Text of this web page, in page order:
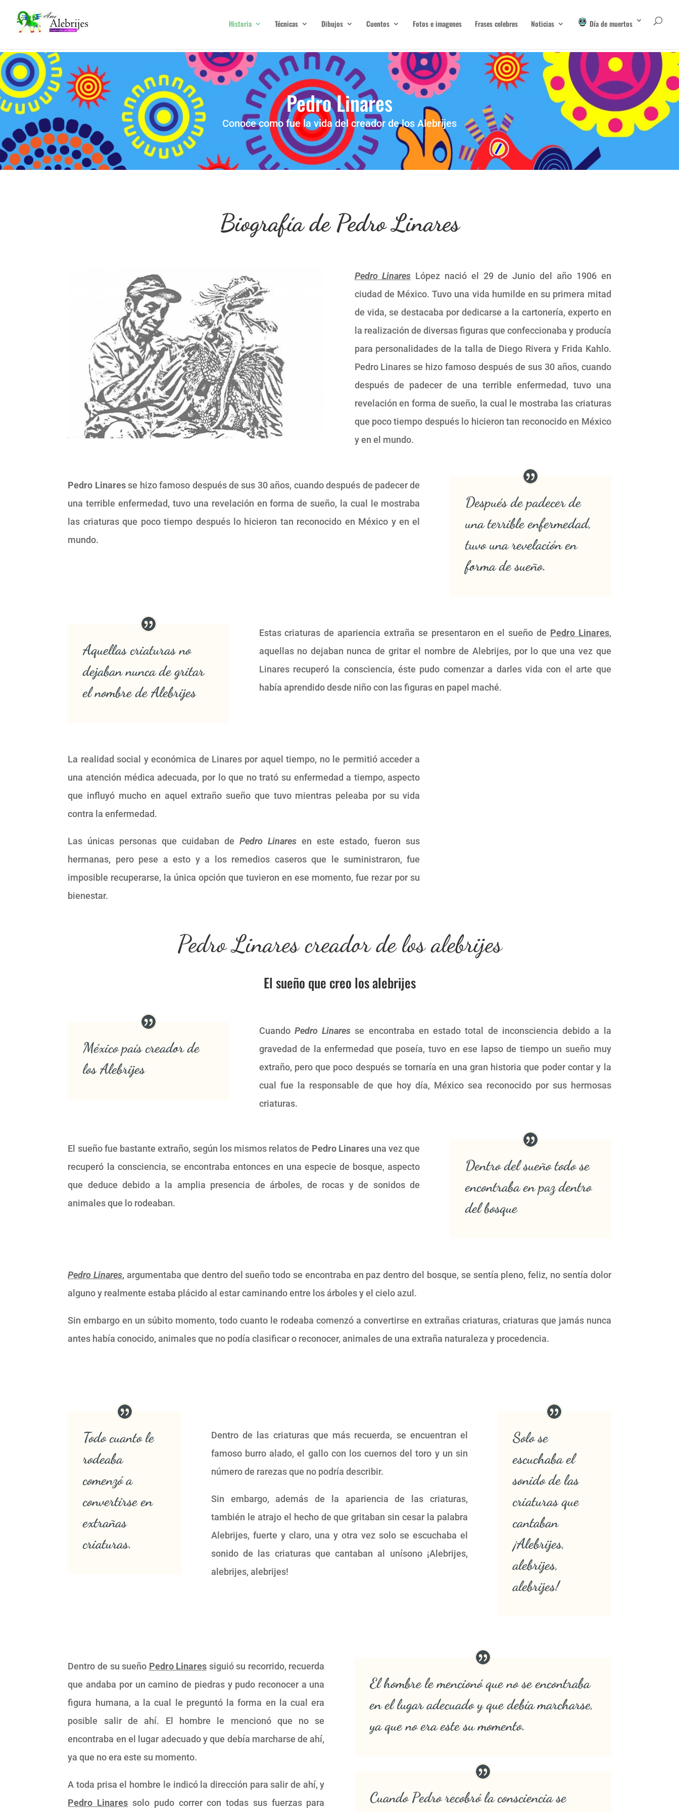
Historia Técnicas Dibujos Cuentos Fotos e imagenes Frases celebres Noticias Día de muertos
Pedro Linares
Conoce como fue la vida del creador de los Alebrijes
Biografía de Pedro Linares
Pedro Linares López nació el 29 de Junio del año 1906 en
ciudad de México. Tuvo una vida humilde en su primera mitad
de vida, se destacaba por dedicarse a la cartonería, experto en
la realización de diversas figuras que confeccionaba y producía
para personalidades de la talla de Diego Rivera y Frida Kahlo.
Pedro Linares se hizo famoso después de sus 30 años, cuando
después de padecer de una terrible enfermedad, tuvo una
revelación en forma de sueño, la cual le mostraba las criaturas
que poco tiempo después lo hicieron tan reconocido en México
y en el mundo.
Pedro Linaresse hizo famoso después de sus 30 años, cuando después de padecer de
una terrible enfermedad, tuvo una revelación en forma de sueño, la cual le mostraba
las criaturas que poco tiempo después lo hicieron tan reconocido en México y en el
mundo.
Después de padecer de
una terrible enfermedad,
tuvo una revelación en
forma de sueño.
Aquellas criaturas no
dejaban nunca de gritar
el nombre de Alebrijes
Estas criaturas de apariencia extraña se presentaron en el sueño de Pedro Linares,
aquellas no dejaban nunca de gritar el nombre de Alebrijes, por lo que una vez que
Linares recuperó la consciencia, éste pudo comenzar a darles vida con el arte que
había aprendido desde niño con las figuras en papel maché.
La realidad social y económica de Linares por aquel tiempo, no le permitió acceder a
una atención médica adecuada, por lo que no trató su enfermedad a tiempo, aspecto
que influyó mucho en aquel extraño sueño que tuvo mientras peleaba por su vida
contra la enfermedad.
Las únicas personas que cuidaban dePedro Linares en este estado, fueron sus
hermanas, pero pese a esto y a los remedios caseros que le suministraron, fue
imposible recuperarse, la única opción que tuvieron en ese momento, fue rezar por su
bienestar.
Pedro Linares creador de los alebrijes
El sueño que creo los alebrijes
México país creador de
los Alebrijes
Cuando Pedro Linares se encontraba en estado total de inconsciencia debido a la
gravedad de la enfermedad que poseía, tuvo en ese lapso de tiempo un sueño muy
extraño, pero que poco después se tornaría en una gran historia que poder contar y la
cual fue la responsable de que hoy día, México sea reconocido por sus hermosas
criaturas.
El sueño fue bastante extraño, según los mismos relatos de Pedro Linaresuna vez que
recuperó la consciencia, se encontraba entonces en una especie de bosque, aspecto
que deduce debido a la amplia presencia de árboles, de rocas y de sonidos de
animales que lo rodeaban.
Dentro del sueño todo se
encontraba en paz dentro
del bosque
Pedro Linares, argumentaba que dentro del sueño todo se encontraba en paz dentro del bosque, se sentía pleno, feliz, no sentía dolor
alguno y realmente estaba plácido al estar caminando entre los árboles y el cielo azul.
Sin embargo en un súbito momento, todo cuanto le rodeaba comenzó a convertirse en extrañas criaturas, criaturas que jamás nunca
antes había conocido, animales que no podía clasificar o reconocer, animales de una extraña naturaleza y procedencia.
Todo cuanto le
rodeaba
comenzó a
convertirse en
extrañas
criaturas.
Dentro de las criaturas que más recuerda, se encuentran el
famoso burro alado, el gallo con los cuernos del toro y un sin
número de rarezas que no podría describir.
Sin embargo, además de la apariencia de las criaturas,
también le atrajo el hecho de que gritaban sin cesar la palabra
Alebrijes, fuerte y claro, una y otra vez solo se escuchaba el
sonido de las criaturas que cantaban al unísono ¡Alebrijes,
alebrijes, alebrijes!
Solo se
escuchaba el
sonido de las
criaturas que
cantaban
¡Alebrijes,
alebrijes,
alebrijes!
Dentro de su sueño Pedro Linares siguió su recorrido, recuerda
que andaba por un camino de piedras y pudo reconocer a una
figura humana, a la cual le preguntó la forma en la cual era
posible salir de ahí. El hombre le mencionó que no se
encontraba en el lugar adecuado y que debía marcharse de ahí,
ya que no era este su momento.
A toda prisa el hombre le indicó la dirección para salir de ahí, y
Pedro Linares solo pudo correr con todas sus fuerzas para
El hombre le mencionó que no se encontraba
en el lugar adecuado y que debía marcharse,
ya que no era este su momento.
Cuando Pedro recobró la consciencia se